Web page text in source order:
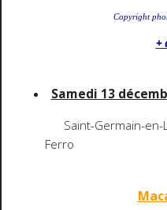
Copyright
+
Samedi 13
Saint-Germain-en-
Ferro